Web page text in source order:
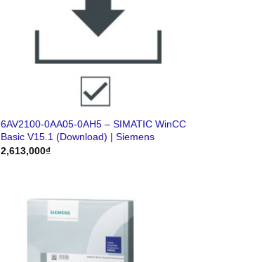
6AV2100-0AA05-0AH5 – SIMATIC WinCC
Basic V15.1 (Download) | Siemens
2,613,000₫